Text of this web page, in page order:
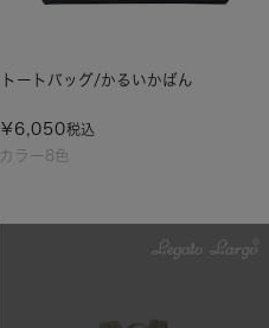
カラー8色
トートバッグ/かるいかばん
¥ 6,050税込